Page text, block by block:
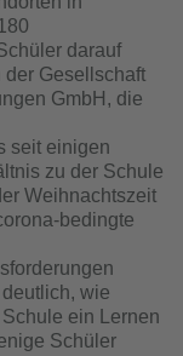
darauf
Gesellschaft
GmbH, die
seit einigen
zu der Schule
Weihnachtszeit
bedingte
wie
ein Lernen
Schüler